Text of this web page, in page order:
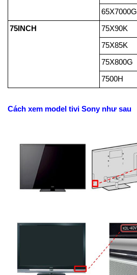
65X7000G
75INCH 75X90K
75X85K
75X800G
7500H
Cách xem model tivi Sony như sau